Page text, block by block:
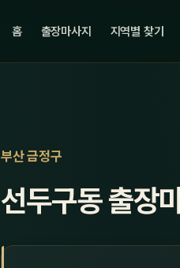
홈 출장마사지 지역별 찾기
부산 금정구
선두구동 출장